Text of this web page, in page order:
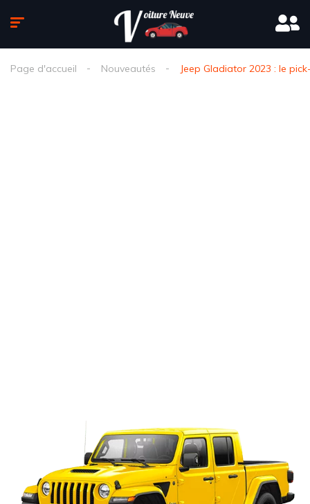
Page d'accueil Nouveautés Jeep Gladiator 2023 : le